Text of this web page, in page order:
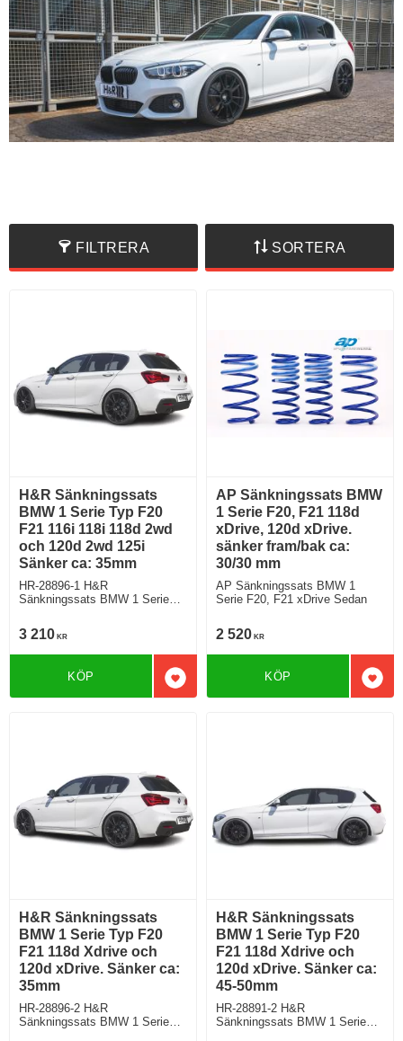
FILTRERA SORTERA
H&R Sänkningssats
BMW 1 Serie Typ F20
F21 116i 118i 118d 2wd
och 120d 2wd 125i
Sänker ca: 35mm
HR-28896-1 H&R
Sänkningssats BMW 1 Serie
116i 118i 118d 2wd och 120d
2wd 125i Sänker ca: 35mm
3 210 KR
Lägg till i favoriter
KÖP
AP Sänkningssats BMW
1 Serie F20, F21 118d
xDrive, 120d xDrive.
sänker fram/bak ca:
30/30 mm
AP Sänkningssats BMW 1
Serie F20, F21 xDrive Sedan
2 520 KR
KÖP
H&R Sänkningssats
BMW 1 Serie Typ F20
F21 118d Xdrive och
120d xDrive. Sänker ca:
35mm
HR-28896-2 H&R
Sänkningssats BMW 1 Serie
H&R Sänkningssats
BMW 1 Serie Typ F20
F21 118d Xdrive och
120d xDrive. Sänker ca:
45-50mm
HR-28891-2 H&R
Sänkningssats BMW 1 Serie